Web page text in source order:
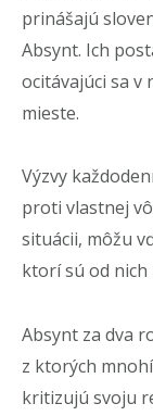
prinášajú
Absynt. Ich
ocitávajúci sa v
mieste.
Výzvy
proti vlastnej
situácii, môžu
ktorí sú od nich
Absynt za dva
z ktorých
kritizujú svoju